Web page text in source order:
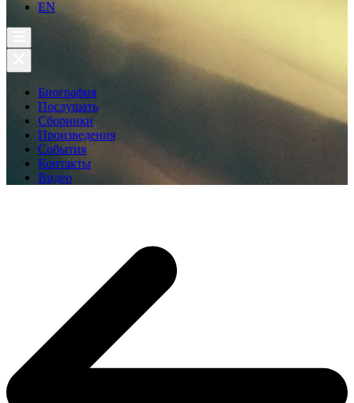
EN
Биография
Послушать
Сборники
Произведения
События
Контакты
Видео